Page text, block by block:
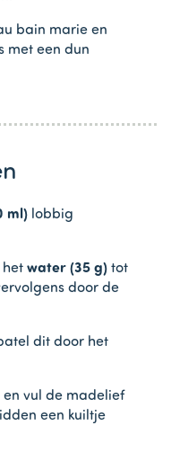
bain marie en
met een dun
ml) lobbig
het water (35 g) tot
door de
dit door het
en vul de madelief
een kuiltje